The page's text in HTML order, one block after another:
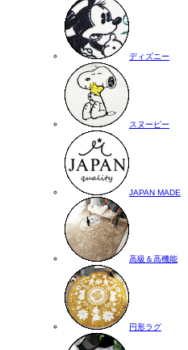
ディズニー
スヌーピー
JAPAN MADE
高級＆高機能
円形ラグ